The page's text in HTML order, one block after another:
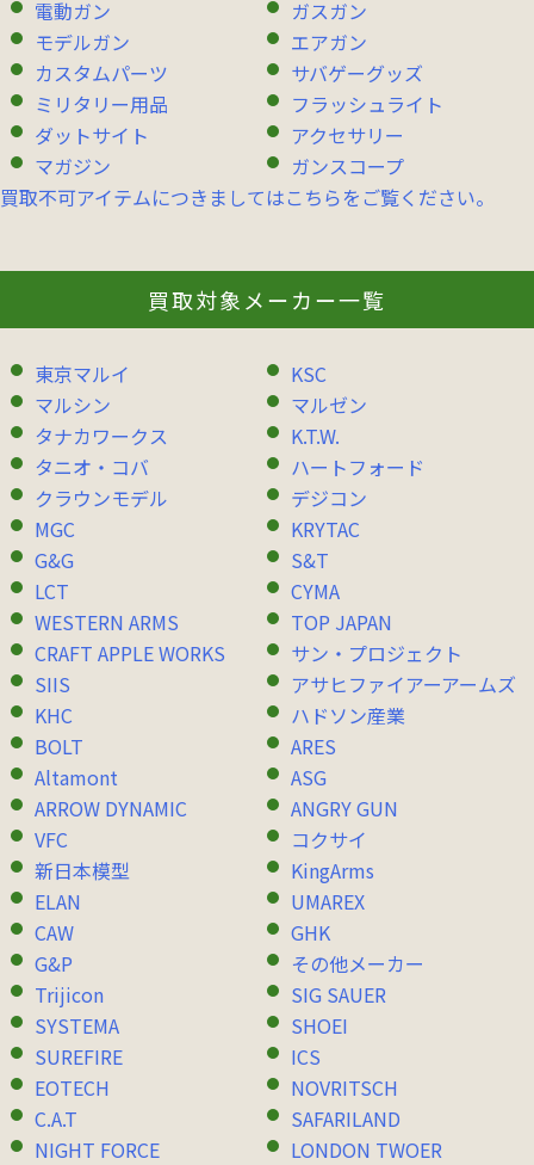
電動ガン
ガスガン
モデルガン
エアガン
カスタムパーツ
サバゲーグッズ
ミリタリー用品
フラッシュライト
ダットサイト
アクセサリー
マガジン
ガンスコープ
買取不可アイテムにつきましてはこちらをご覧ください。
買取対象メーカー一覧
東京マルイ
KSC
マルシン
マルゼン
タナカワークス
K.T.W.
タニオ・コバ
ハートフォード
クラウンモデル
デジコン
MGC
KRYTAC
G&G
S&T
LCT
CYMA
WESTERN ARMS
TOP JAPAN
CRAFT APPLE WORKS
サン・プロジェクト
SIIS
アサヒファイアーアームズ
KHC
ハドソン産業
BOLT
ARES
Altamont
ASG
ARROW DYNAMIC
ANGRY GUN
VFC
コクサイ
新日本模型
KingArms
ELAN
UMAREX
CAW
GHK
G&P
その他メーカー
Trijicon
SIG SAUER
SYSTEMA
SHOEI
SUREFIRE
ICS
EOTECH
NOVRITSCH
C.A.T
SAFARILAND
NIGHT FORCE
LONDON TWOER